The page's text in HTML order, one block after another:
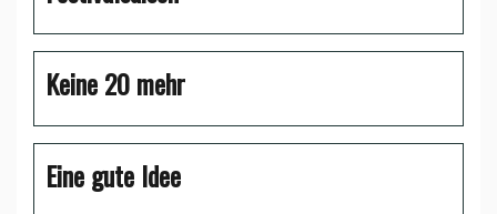
Keine 20 mehr
Eine gute Idee